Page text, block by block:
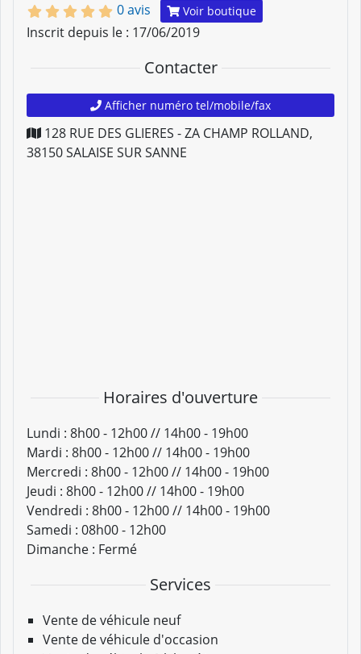
0 avis
Voir boutique
Inscrit depuis le : 17/06/2019
Contacter
Afficher numéro tel/mobile/fax
128 RUE DES GLIERES - ZA CHAMP ROLLAND,
38150SALAISE SUR SANNE
Horaires d'ouverture
Lundi : 8h00 - 12h00 // 14h00 - 19h00
Mardi : 8h00 - 12h00 // 14h00 - 19h00
Mercredi : 8h00 - 12h00 // 14h00 - 19h00
Jeudi : 8h00 - 12h00 // 14h00 - 19h00
Vendredi : 8h00 - 12h00 // 14h00 - 19h00
Samedi : 08h00 - 12h00
Dimanche : Fermé
Services
Vente de véhicule neuf
Vente de véhicule d'occasion